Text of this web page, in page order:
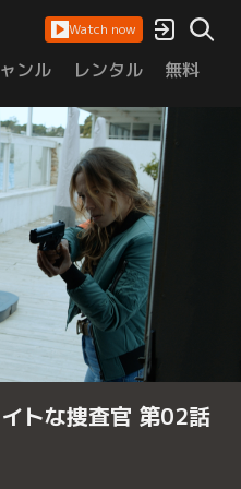
Watch now
ンル レンタル 無料
トな捜査官 第02話